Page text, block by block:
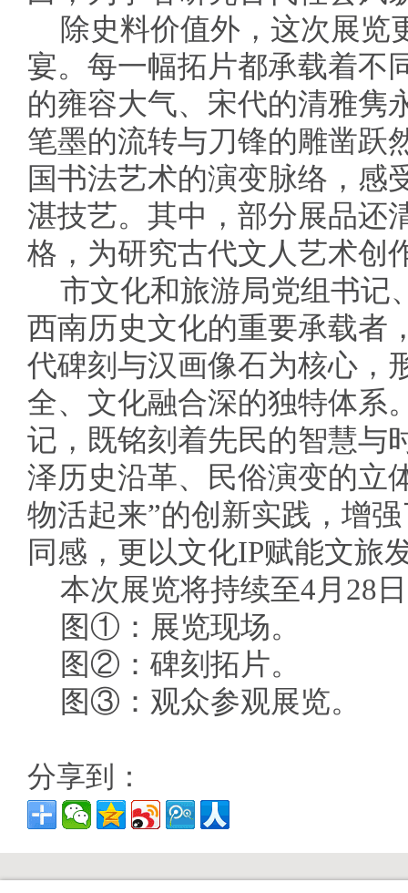
除史料价值外，这次展览
宴。每一幅拓片都承载着
的雍容大气、宋代的清雅隽
笔墨的流转与刀锋的雕凿跃
国书法艺术的演变脉络，感
湛技艺。其中，部分展品还
格，为研究古代文人艺术创
市文化和旅游局党组书记
西南历史文化的重要承载者
代碑刻与汉画像石为核心，
全、文化融合深的独特体系
记，既铭刻着先民的智慧与
泽历史沿革、民俗演变的立
物活起来”的创新实践，增
同感，更以文化IP赋能文旅
本次展览将持续至4月28
图①：展览现场。
图②：碑刻拓片。
图③：观众参观展览。
分享到：